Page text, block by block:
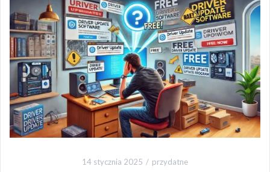
14 stycznia 2025 przydatne